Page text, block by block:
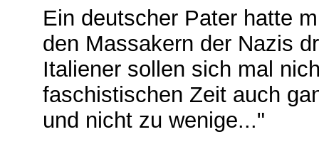
Ein deutscher Pater hatte
den Massakern der Nazis
Italiener sollen sich mal
faschistischen Zeit auch
und nicht zu wenige..."